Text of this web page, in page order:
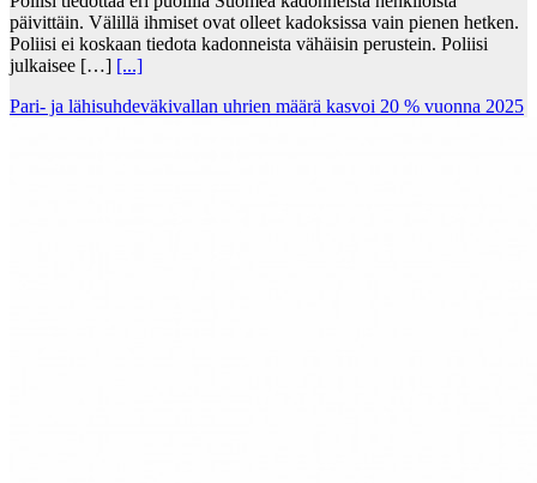
päivittäin. Välillä ihmiset ovat olleet kadoksissa vain pienen hetken.
Poliisi ei koskaan tiedota kadonneista vähäisin perustein. Poliisi
julkaisee […] [...]
Pari- ja lähisuhdeväkivallan uhrien määrä kasvoi 20 % vuonna 2025